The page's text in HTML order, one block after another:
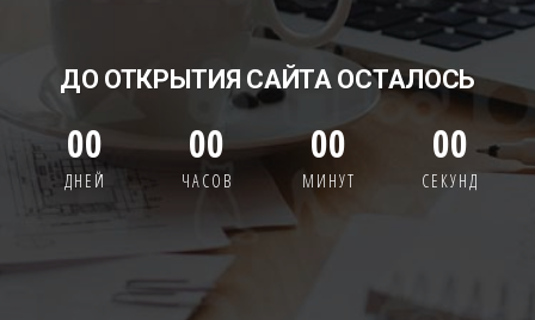
ДО ОТКРЫТИЯ САЙТА ОСТАЛОСЬ
00
ДНЕЙ
00
ЧАСОВ
00
МИНУТ
00
СЕКУНД